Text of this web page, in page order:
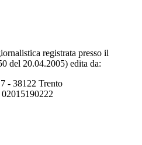
registrata presso il
del 20.04.2005) edita da:
- 38122 Trento